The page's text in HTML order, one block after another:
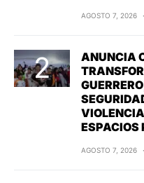
AGOSTO 7, 2026
ANUNCIA
ESPACIOS
AGOSTO 7, 2026